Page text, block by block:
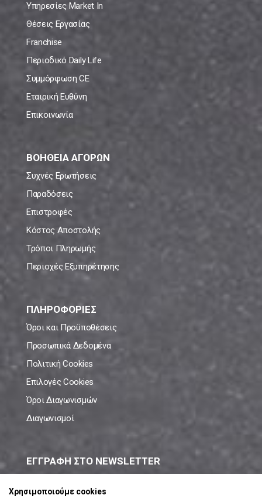
Υπηρεσίες Market In
Θέσεις Εργασίας
Franchise
Περιοδικό Daily Life
Συμμόρφωση CE
Εταιρική Ευθύνη
Επικοινωνία
ΒΟΗΘΕΙΑ ΑΓΟΡΩΝ
Συχνές Ερωτήσεις
Παραδόσεις
Επιστροφές
Κόστος Αποστολής
Τρόποι Πληρωμής
Περιοχές Εξυπηρέτησης
ΠΛΗΡΟΦΟΡΙΕΣ
Όροι και Προϋποθέσεις
Προσωπικά Δεδομένα
Πολιτική Cookies
Επιλογές Cookies
Όροι Διαγωνισμών
Διαγωνισμοί
ΕΓΓΡΑΦΗ ΣΤΟ NEWSLETTER
Χρησιμοποιούμε cookies